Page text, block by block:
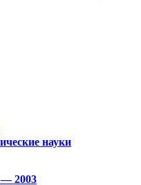
науки
— 2003